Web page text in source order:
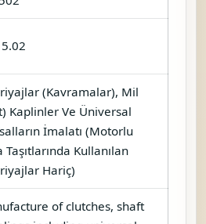
(Kavramalar), Mil
Kaplinler Ve Üniversal
İmalatı (Motorlu
Taşıtlarında Kullanılan
Hariç)
of clutches, shaft